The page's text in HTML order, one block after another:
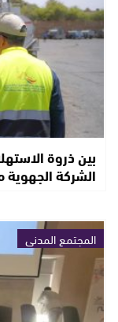
بين ذروة
الشركة
المجتمع المدني